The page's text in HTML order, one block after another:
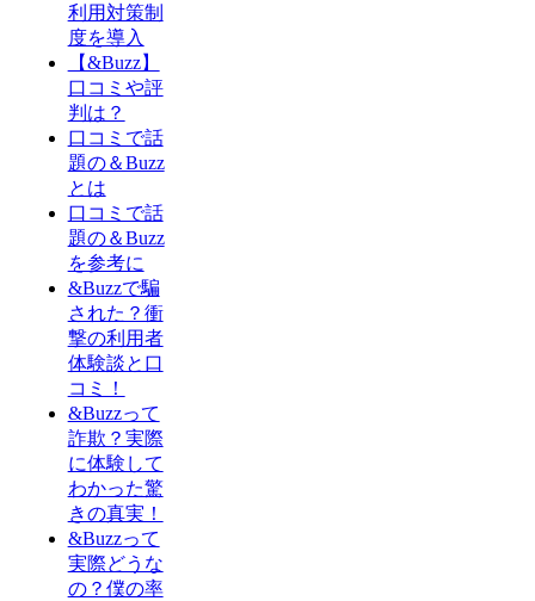
利用対策制
度を導入
【&Buzz】
口コミや評
判は？
口コミで話
題の＆Buzz
とは
口コミで話
題の＆Buzz
を参考に
&Buzzで騙
された？衝
撃の利用者
体験談と口
コミ！
&Buzzって
詐欺？実際
に体験して
わかった驚
きの真実！
&Buzzって
実際どうな
の？僕の率